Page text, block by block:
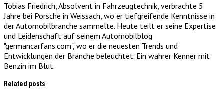
Tobias Friedrich, Absolvent in Fahrzeugtechnik, verbrachte 5
Jahre bei Porsche in Weissach, wo er tiefgreifende Kenntnisse in
der Automobilbranche sammelte. Heute teilt er seine Expertise
und Leidenschaft auf seinem Automobilblog
"germancarfans.com", wo er die neuesten Trends und
Entwicklungen der Branche beleuchtet. Ein wahrer Kenner mit
Benzin im Blut.
Related posts